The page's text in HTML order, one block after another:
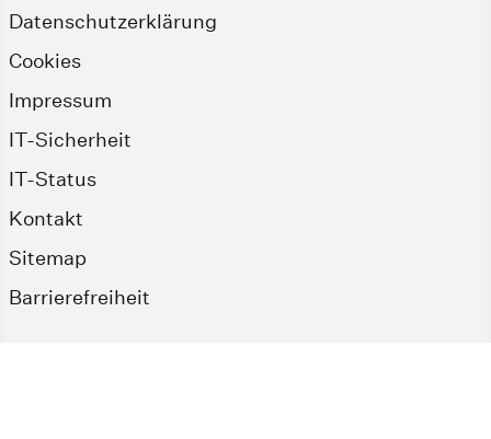
Datenschutzerklärung
Cookies
Impressum
IT-Sicherheit
IT-Status
Kontakt
Sitemap
Barrierefreiheit